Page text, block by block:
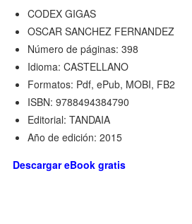
CODEX GIGAS
OSCAR SANCHEZ FERNANDEZ
Número de páginas: 398
Idioma: CASTELLANO
Formatos: Pdf, ePub, MOBI, FB2
ISBN: 9788494384790
Editorial: TANDAIA
Año de edición: 2015
Descargar eBook gratis